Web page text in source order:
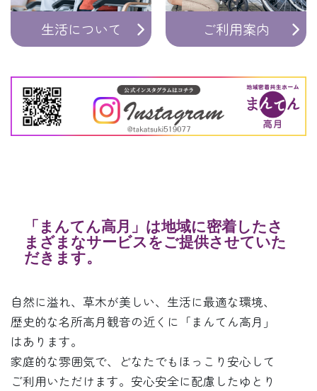
生活について ご利用案内
「まんてん高月」は地域に密着したさ
まざまなサービスをご提供させていた
だきます。
自然に溢れ、草木が美しい、生活に最適な環境、
歴史的な名所高月観音の近くに「まんてん高月」
はあります。
家庭的な雰囲気で、どなたでもほっこり安心して
ご利用いただけます。安心安全に配慮したゆとり